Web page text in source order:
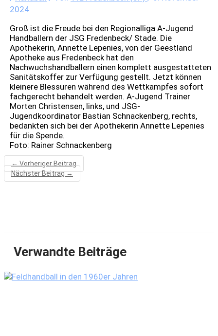
2024
Groß ist die Freude bei den Regionalliga A-Jugend
Handballern der JSG Fredenbeck/ Stade. Die
Apothekerin, Annette Lepenies, von der Geestland
Apotheke aus Fredenbeck hat den
Nachwuchshandballern einen komplett ausgestatteten
Sanitätskoffer zur Verfügung gestellt. Jetzt können
kleinere Blessuren während des Wettkampfes sofort
fachgerecht behandelt werden. A-Jugend Trainer
Morten Christensen, links, und JSG-
Jugendkoordinator Bastian Schnackenberg, rechts,
bedankten sich bei der Apothekerin Annette Lepenies
für die Spende.
Foto: Rainer Schnackenberg
←Vorheriger Beitrag
Nächster Beitrag→
Verwandte Beiträge